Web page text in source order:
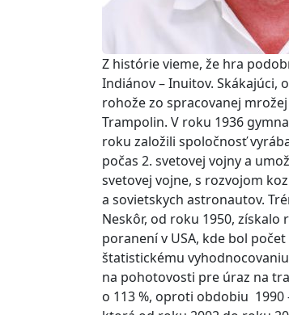
Z histórie vieme, že hra
Indiánov – Inuitov. Skákajúci,
rohože zo spracovanej
Trampolin. V roku 1936
roku založili spoločnosť
počas 2. svetovej vojny a
svetovej vojne, s rozvojom
a sovietskych astronautov.
Neskôr, od roku 1950, získalo
poranení v USA, kde bol
štatistickému
na pohotovosti pre úraz na
o 113 %, oproti obdobiu